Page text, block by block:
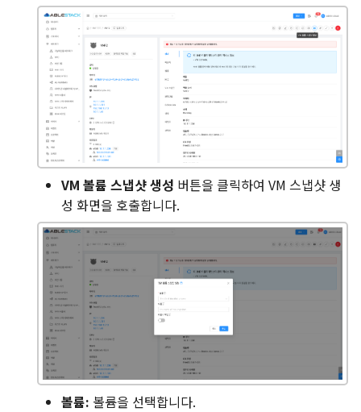
VM 볼륨 스냅샷 생성 버튼을 클릭하여 VM 스냅샷 생
성 화면을 호출합니다.
볼륨: 볼륨을 선택합니다.